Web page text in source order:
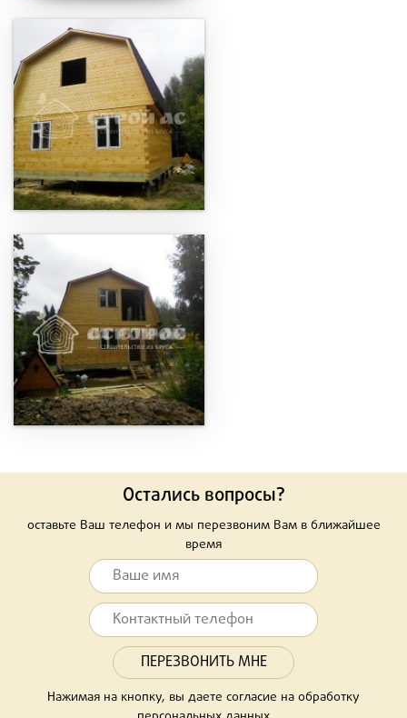
Остались вопросы?
оставьте Ваш телефон и мы перезвоним Вам в ближайшее
время
Нажимая на кнопку, вы даете согласие на обработку